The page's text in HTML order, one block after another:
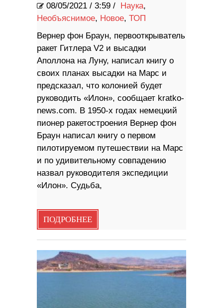
08/05/2021 / 3:59 / Наука,
Необъяснимое, Новое, ТОП
Вернер фон Браун, первооткрыватель
ракет Гитлера V2 и высадки
Аполлона на Луну, написал книгу о
своих планах высадки на Марс и
предсказал, что колонией будет
руководить «Илон», сообщает kratko-
news.com. В 1950-х годах немецкий
пионер ракетостроения Вернер фон
Браун написал книгу о первом
пилотируемом путешествии на Марс
и по удивительному совпадению
назвал руководителя экспедиции
«Илон». Судьба,
ПОДРОБНЕЕ